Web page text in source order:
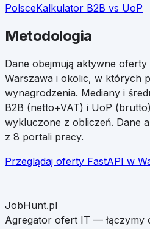
PolsceKalkulator B2B vs UoP
Metodologia
Dane obejmują aktywne
Warszawa i okolic, w których
wynagrodzenia. Mediany i
B2B (netto+VAT) i UoP
wykluczone z obliczeń. Dane
z 8 portali pracy.
Przeglądaj oferty FastAPI w
JobHunt.pl
Agregator ofert IT —